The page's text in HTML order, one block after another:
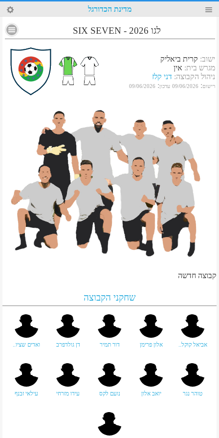
27 מדינת הכדורגל
לגו 2026 - SIX SEVEN
ישוב: קרית ביאליק
מגרש בית: אין
ניהול הקבוצה: דני קלז
רישום:
09/06/2026 עדכון:
09/06/2026
קבוצה חדשה
שחקני הקבוצה
אביאל קוקל.. אלון פרימן דור תמיר דן גולדפרב ואדים שציו..
טוהר נגר יואב אלון נועם לקס עידו מזרחי עילאי זבנף